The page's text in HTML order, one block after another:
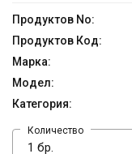
Продуктов No:
Продуктов Код:
Марка:
Модел:
Категория:
Количество